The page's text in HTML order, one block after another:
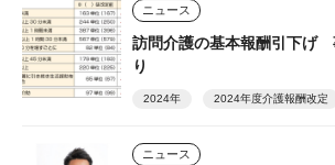
ニュース
訪問介護の基本報酬引下げ
り
2024年 2024年度介護報酬改定
ニュース